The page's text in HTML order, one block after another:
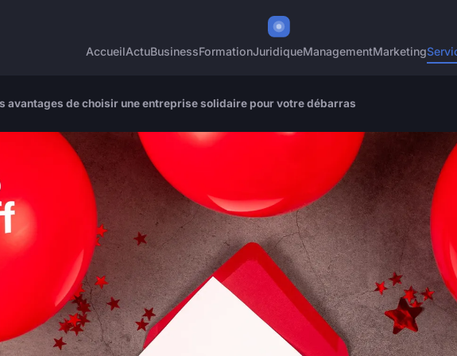
AccueilActuBusinessFormationJuridiqueManagementMarketing
avantages de choisir une entreprise solidaire pour votre débarras